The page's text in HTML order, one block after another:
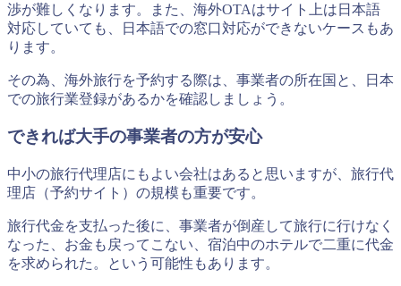
渉が難しくなります。また、海外OTAはサイト上は日本語
対応していても、日本語での窓口対応ができないケースもあ
ります。
その為、海外旅行を予約する際は、事業者の所在国と、日本
での旅行業登録があるかを確認しましょう。
できれば大手の事業者の方が安心
中小の旅行代理店にもよい会社はあると思いますが、旅行代
理店（予約サイト）の規模も重要です。
旅行代金を支払った後に、事業者が倒産して旅行に行けなく
なった、お金も戻ってこない、宿泊中のホテルで二重に代金
を求められた。という可能性もあります。